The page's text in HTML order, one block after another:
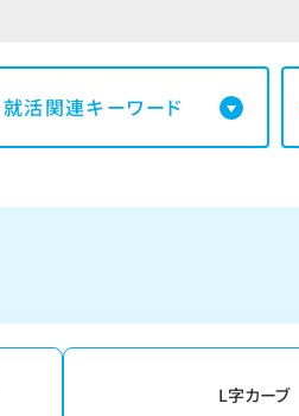
就活関連キーワード
L字カーブ